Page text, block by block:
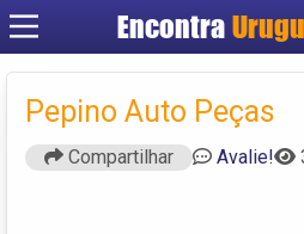
Encontra
Criar
Pepino Auto Peças
Compartilhar Avalie!